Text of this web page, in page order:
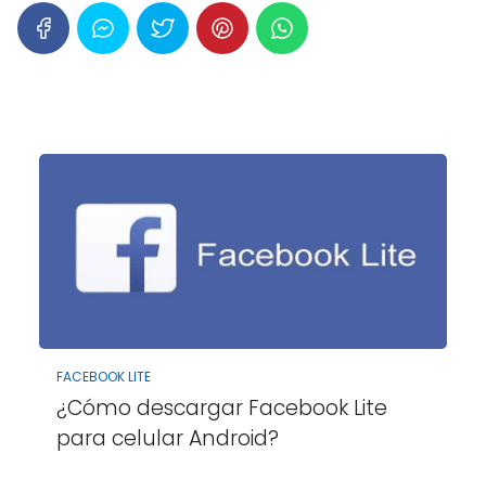
FACEBOOK LITE
¿Cómo descargar Facebook Lite
para celular Android?